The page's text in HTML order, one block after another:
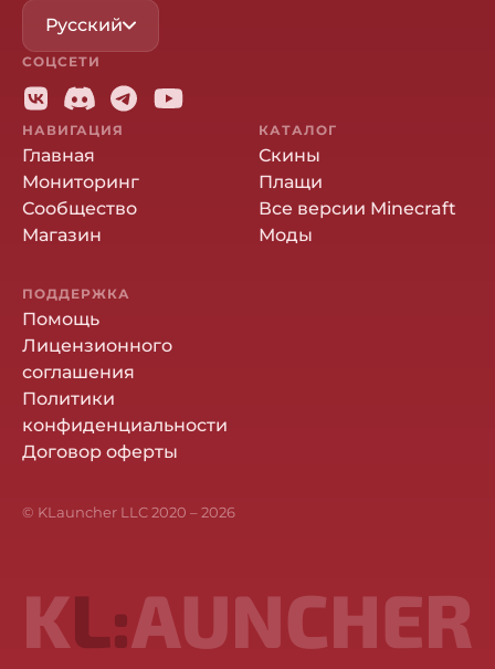
Русский
СОЦСЕТИ
НАВИГАЦИЯ
Главная
Мониторинг
Сообщество
Магазин
КАТАЛОГ
Скины
Плащи
Все версии Minecraft
Моды
ПОДДЕРЖКА
Помощь
Лицензионного
соглашения
Политики
конфиденциальности
Договор оферты
© KLauncher LLC 2020 –2026
KL:AUNCHER